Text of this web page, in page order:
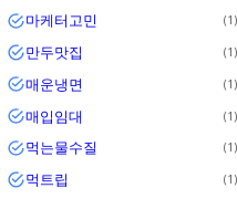
마케터고민 1
만두맛집 1
매운냉면 1
매입임대 1
먹는물수질 1
먹트립 1